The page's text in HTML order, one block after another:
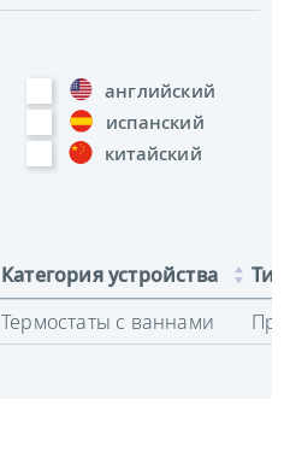
английский
испанский
китайский
Категория устройства
Термостаты с ваннами